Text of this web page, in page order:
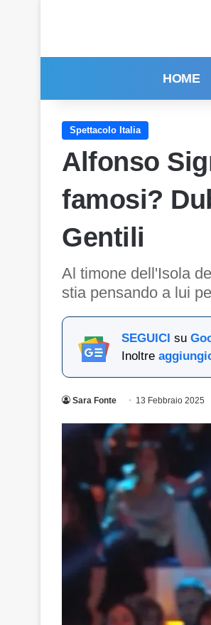
HOME
Spettacolo Italia
Alfonso
famosi?
Gentili
Al timone dell'Isola
stia pensando a lui
SEGUICI su
Inoltre
Sara Fonte 13 Febbraio 2025